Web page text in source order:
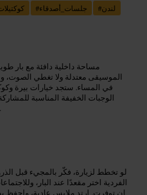
#جلسات_أصدقاء #لندن
مساحة داخلية دافئة مع بار
الموسيقى معتدلة ولا تغطي الصوت،
في المساء. ستجد خيارات بيرة
الوجبات الخفيفة المناسبة
صغيرة أو لجلوس منفرد على البار.
لو تخطط لزيارة، فكّر بالمجيء قبل
الفردية اختر مقعدًا عند البار،
إن توفرت. ارتدِ ملابس عادية، واحفظ